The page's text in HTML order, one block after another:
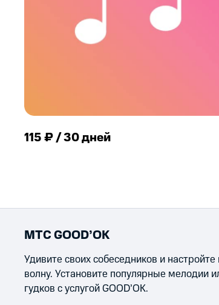
115 ₽ / 30 дней
МТС GOOD’OK
Удивите своих собеседников и
волну. Установите популярные мелодии
гудков с услугой GOOD’OK.